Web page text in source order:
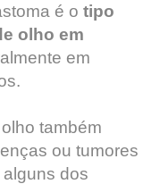
é o tipo
olho em
em
também
ou tumores
dos